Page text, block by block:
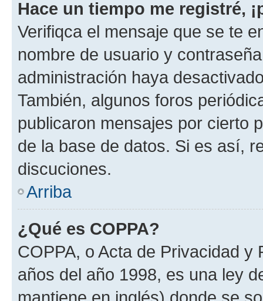
Hace un tiempo me registré,
Verifiqca el mensaje que se te
nombre de usuario y
administración haya
También, algunos foros
publicaron mensajes por cierto
de la base de datos. Si es así,
discuciones.
Arriba
¿Qué es COPPA?
COPPA, o Acta de Privacidad
años del año 1998, es una ley